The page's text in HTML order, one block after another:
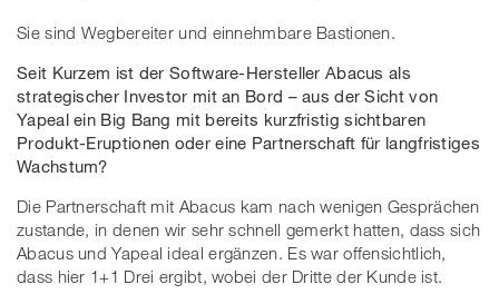
Sie sind Wegbereiter und einnehmbare Bastionen.
Seit Kurzem ist der Software-Hersteller Abacus als
strategischer Investor mit an Bord – aus der Sicht von
Yapeal ein Big Bang mit bereits kurzfristig sichtbaren
Produkt-Eruptionen oder eine Partnerschaft für langfristiges
Wachstum?
Die Partnerschaft mit Abacus kam nach wenigen Gesprächen
zustande, in denen wir sehr schnell gemerkt hatten, dass sich
Abacus und Yapeal ideal ergänzen. Es war offensichtlich,
dass hier 1+1 Drei ergibt, wobei der Dritte der Kunde ist.